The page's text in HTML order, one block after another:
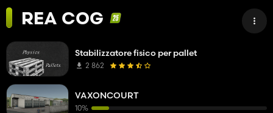
REA COG
Stabilizzatore fisico per pallet
2 862
VAXONCOURT
10%